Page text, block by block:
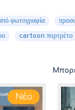
φωτογραφία
cartoon πορτρέτο
Νέο